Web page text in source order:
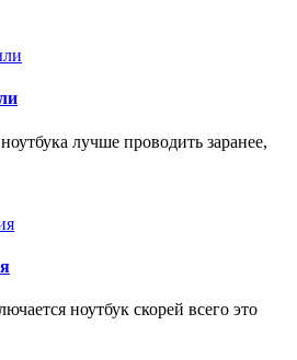
лучше проводить заранее,
ноутбук скорей всего это